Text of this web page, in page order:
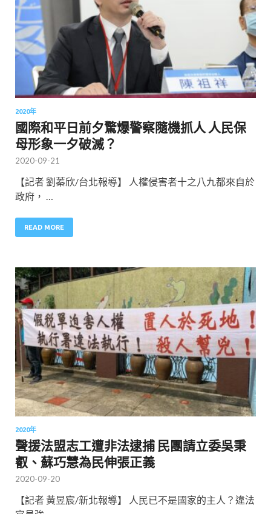
2020年
國際和平日前夕驚爆警察隨機抓人 人民保
母形象一夕破滅？
2020-09-21
【記者 劉蓁欣/台北報導】 人權侵害者十之八九都來自於
政府， …
READ MORE
2020年
聲援法盟志工遭非法逮捕 民團請立委吳秉
叡、蘇巧慧為民伸張正義
2020-09-20
【記者 黃昱宸/新北報導】 人民已不是國家的主人？違法